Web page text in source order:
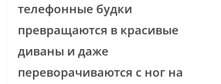
телефонные будки
превращаются в красивые
диваны и даже
переворачиваются с ног на